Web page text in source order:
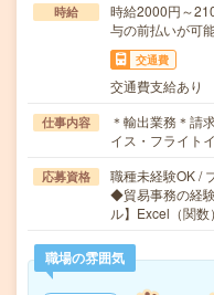
時給
時給2000円～
与の前払いが可
交通費
交通費支給あり
仕事内容
＊輸出業務＊請
イス・フライト
応募資格
職種未経験OK /
◆貿易事務の経
ル】Excel（関
職場の雰囲気